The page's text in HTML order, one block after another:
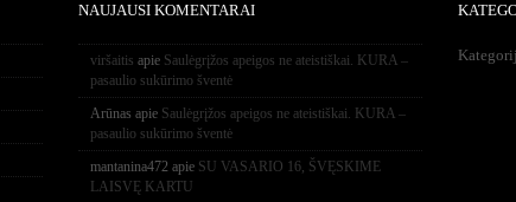
NAUJAUSI KOMENTARAI
viršaitis apie Saulėgrįžos apeigos ne ateistiškai. KURA –
pasaulio sukūrimo šventė
Arūnas apie Saulėgrįžos apeigos ne ateistiškai. KURA –
pasaulio sukūrimo šventė
mantanina472 apie SU VASARIO 16, ŠVĘSKIME
LAISVĘ KARTU